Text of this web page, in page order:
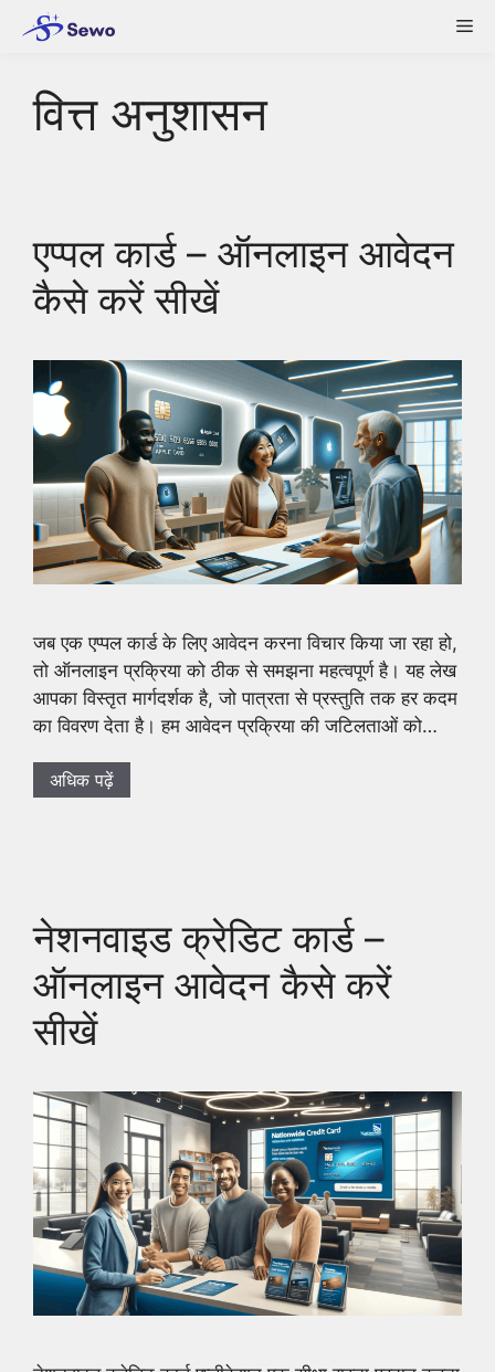
वित्त अनुशासन
एप्पल कार्ड – ऑनलाइन आवेदन
कैसे करें सीखें
जब एक एप्पल कार्ड के लिए आवेदन करना विचार किया जा रहा हो,
तो ऑनलाइन प्रक्रिया को ठीक से समझना महत्वपूर्ण है। यह लेख
आपका विस्तृत मार्गदर्शक है, जो पात्रता से प्रस्तुति तक हर कदम
का विवरण देता है। हम आवेदन प्रक्रिया की जटिलताओं को…
अधिक पढ़ें
नेशनवाइड क्रेडिट कार्ड –
ऑनलाइन आवेदन कैसे करें
सीखें